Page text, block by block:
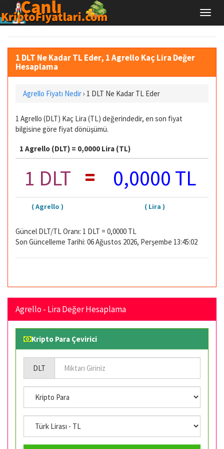
1 DLT Ne Kadar TL Eder, 1 Agrello Kaç Lira Değer
Hesaplama
Agrello Fiyatı Nedir› 1 DLT Ne Kadar TL Eder
1 Agrello (DLT) Kaç Lira (TL) değerindedir, en son fiyat
bilgisine göre fiyat dönüşümü.
1 Agrello (DLT) = 0,0000 Lira (TL)
1 DLT = 0,0000 TL
( Agrello ) ( Lira )
Güncel DLT/TL Oranı: 1 DLT = 0,0000 TL
Son Güncelleme Tarihi: 06 Ağustos 2026, Perşembe 13:45:02
Agrello - Lira Değer Hesaplama
Kripto Para Çevirici
DLT